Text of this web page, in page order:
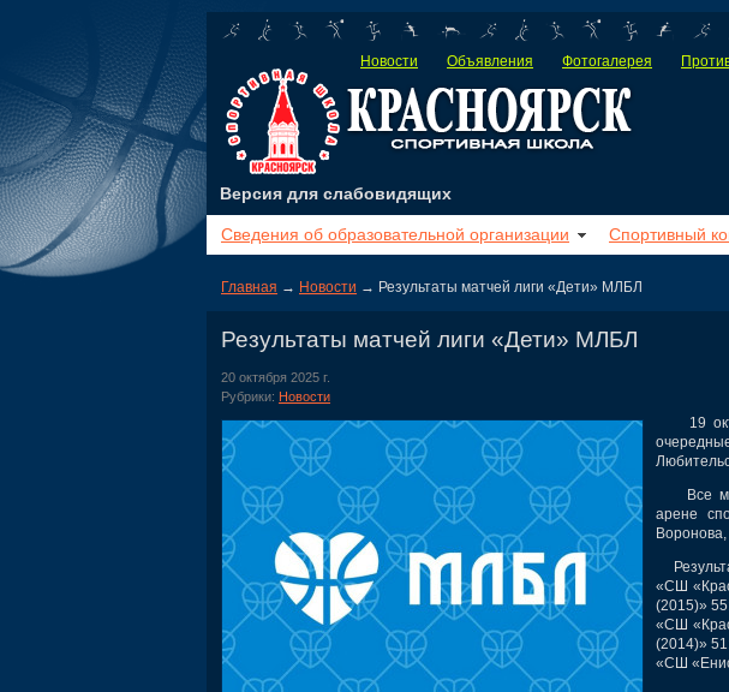
Новости
Объявления Фотогалерея
Версия для слабовидящих
Сведения об образовательной организации Спортивный
Главная → Новости → Результаты матчей лиги «Дети» МЛБЛ
Результаты матчей лиги «Дети» МЛБЛ
20 октября 2025 г.
Рубрики: Новости
19
Все
арене
Воронова,
«СШ
(2015)»
«СШ
(2014)»
«СШ